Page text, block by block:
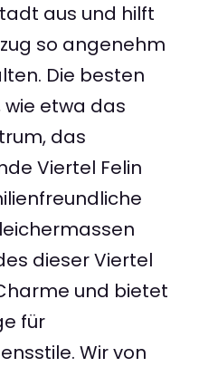
aus und hilft
so angenehm
Die besten
wie etwa das
das
Viertel Felin
dieser Viertel
und bietet
für
Wir von